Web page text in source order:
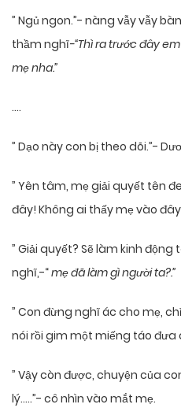
” Ngủ ngon.”- nàng vẫy vẫy
thầm nghĩ-“Thì ra trước đây
mẹ nha.”
….
” Dạo này con bị theo dõi.”-
” Yên tâm, mẹ giải quyết tên
đây! Không ai thấy mẹ vào
” Giải quyết? Sẽ làm kinh
nghĩ,-“mẹ đã làm gì người ta?.”
” Con đừng nghĩ ác cho mẹ,
nói rồi gim một miếng táo đưa
” Vậy còn được, chuyện của
lý…..”- cô nhìn vào mắt mẹ.